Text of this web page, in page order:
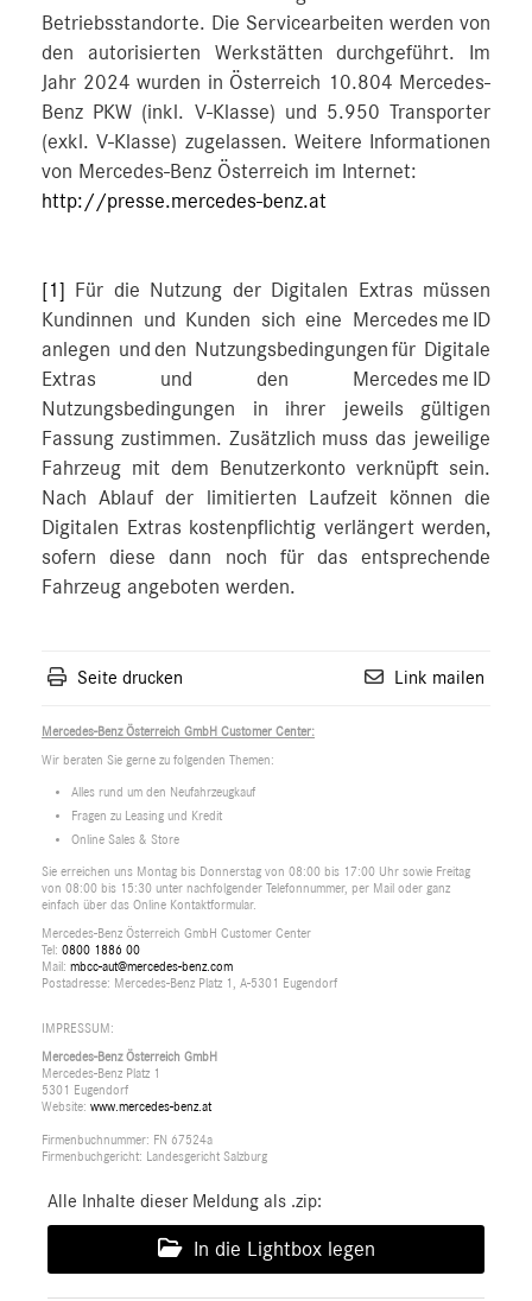
Betriebsstandorte. Die Servicearbeiten werden von
den autorisierten Werkstätten durchgeführt. Im
Jahr 2024 wurden in Österreich 10.804 Mercedes-
Benz PKW (inkl. V-Klasse) und 5.950 Transporter
(exkl. V-Klasse) zugelassen. Weitere Informationen
von Mercedes-Benz Österreich im Internet:
http://presse.mercedes-benz.at
[1]
Für die Nutzung der Digitalen Extras müssen
Kundinnen und Kunden sich eine Mercedes me ID
anlegen und den Nutzungsbedingungen für Digitale
Extras und den Mercedes me ID
Nutzungsbedingungen in ihrer jeweils gültigen
Fassung zustimmen. Zusätzlich muss das jeweilige
Fahrzeug mit dem Benutzerkonto verknüpft sein.
Nach Ablauf der limitierten Laufzeit können die
Digitalen Extras kostenpflichtig verlängert werden,
sofern diese dann noch für das entsprechende
Fahrzeug angeboten werden.
Seite drucken Link mailen
Mercedes-Benz Österreich GmbH Customer Center:
Wir beraten Sie gerne zu folgenden Themen:
Alles rund um den Neufahrzeugkauf
Fragen zu Leasing und Kredit
Online Sales & Store
Sie erreichen uns Montag bis Donnerstag von 08:00 bis 17:00 Uhr sowie Freitag
von 08:00 bis 15:30 unter nachfolgender Telefonnummer, per Mail oder ganz
einfach über das Online Kontaktformular.
Mercedes-Benz Österreich GmbH Customer Center
Tel: 0800 1886 00
Mail: mbcc-aut@mercedes-benz.com
Postadresse: Mercedes-Benz Platz 1, A-5301 Eugendorf
IMPRESSUM:
Mercedes-Benz Österreich GmbH
Mercedes-Benz Platz 1
5301 Eugendorf
Website: www.mercedes-benz.at
Firmenbuchnummer: FN 67524a
Firmenbuchgericht: Landesgericht Salzburg
Alle Inhalte dieser Meldung als .zip:
In die Lightbox legen